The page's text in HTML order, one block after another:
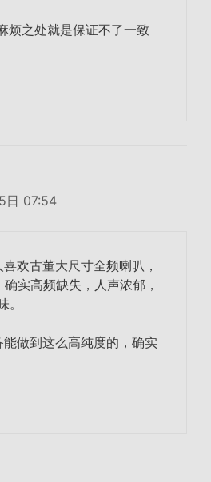
烦之处就是保证不了一致
日 07:54
欢古董大尺寸全频喇叭，
实高频缺失，人声浓郁，
做到这么高纯度的，确实